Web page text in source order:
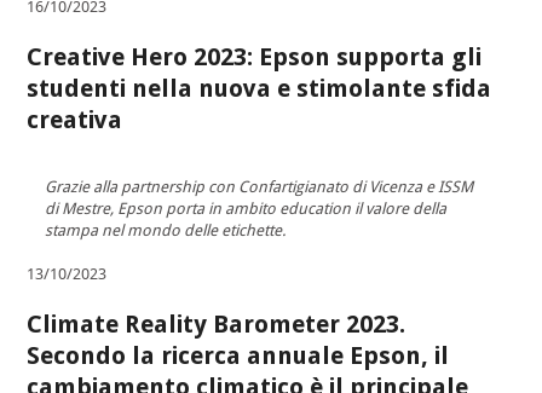
16/10/2023
Creative Hero 2023: Epson supporta gli
studenti nella nuova e stimolante sfida
creativa
Grazie alla partnership con Confartigianato di Vicenza e ISSM
di Mestre, Epson porta in ambito education il valore della
stampa nel mondo delle etichette.
13/10/2023
Climate Reality Barometer 2023.
Secondo la ricerca annuale Epson, il
cambiamento climatico è il principale